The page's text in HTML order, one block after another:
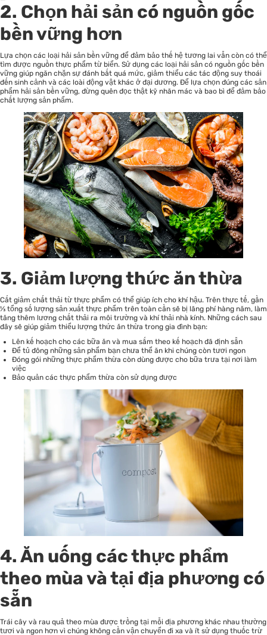
2. Chọn hải sản có nguồn gốc
bền vững hơn
Lựa chọn các loại hải sản bền vững để đảm bảo thế hệ tương lai vẫn còn có thể
tìm được nguồn thực phẩm từ biển. Sử dụng các loại hải sản có nguồn gốc bền
vững giúp ngăn chặn sự đánh bắt quá mức, giảm thiểu các tác động suy thoái
đến sinh cảnh và các loài động vật khác ở đại dương. Để lựa chọn đúng các sản
phẩm hải sản bền vững, đừng quên đọc thật kỹ nhãn mác và bao bì để đảm bảo
chất lượng sản phẩm.
3. Giảm lượng thức ăn thừa
Cắt giảm chất thải từ thực phẩm có thể giúp ích cho khí hậu. Trên thực tế, gần
⅓ tổng số lượng sản xuất thực phẩm trên toàn cần sẽ bị lãng phí hàng năm, làm
tăng thêm lương chất thải ra môi trường và khí thải nhà kính. Những cách sau
đây sẽ giúp giảm thiểu lượng thức ăn thừa trong gia đình bạn:
Lên kế hoạch cho các bữa ăn và mua sắm theo kế hoạch đã định sẵn
Để tủ đông những sản phẩm bạn chưa thể ăn khi chúng còn tươi ngon
Đóng gói những thực phẩm thừa còn dùng được cho bữa trưa tại nơi làm
việc
Bảo quản các thực phẩm thừa còn sử dụng được
4. Ăn uống các thực phẩm
theo mùa và tại địa phương có
sẵn
Trái cây và rau quả theo mùa được trồng tại mỗi địa phương khác nhau thường
tươi và ngon hơn vì chúng không cần vận chuyển đi xa và ít sử dụng thuốc trừ